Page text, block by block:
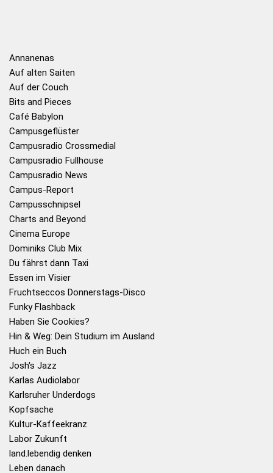
Annanenas
Auf alten Saiten
Auf der Couch
Bits and Pieces
Café Babylon
Campusgeflüster
Campusradio Crossmedial
Campusradio Fullhouse
Campusradio News
Campus-Report
Campusschnipsel
Charts and Beyond
Cinema Europe
Dominiks Club Mix
Du fährst dann Taxi
Essen im Visier
Fruchtseccos Donnerstags-Disco
Funky Flashback
Haben Sie Cookies?
Hin & Weg: Dein Studium im Ausland
Huch ein Buch
Josh's Jazz
Karlas Audiolabor
Karlsruher Underdogs
Kopfsache
Kultur-Kaffeekranz
Labor Zukunft
land.lebendig denken
Leben danach